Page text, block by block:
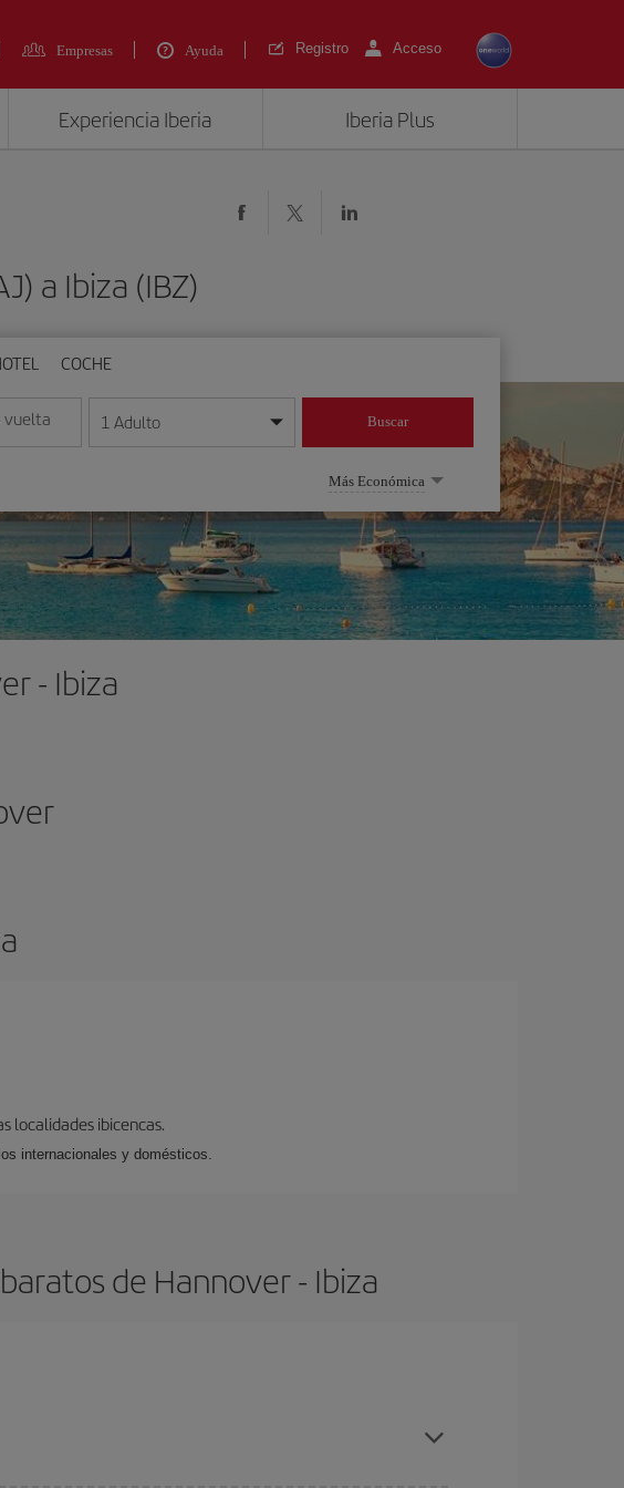
Empresas Ayuda Registro Acceso
Experiencia Iberia Iberia Plus
a Ibiza (IBZ)
COCHE
mes/año
vuelta
la fecha en formato día/mes/año
1 Adulto Buscar
Más Económica
- Ibiza
localidades ibicencas.
internacionales y domésticos.
de Hannover - Ibiza